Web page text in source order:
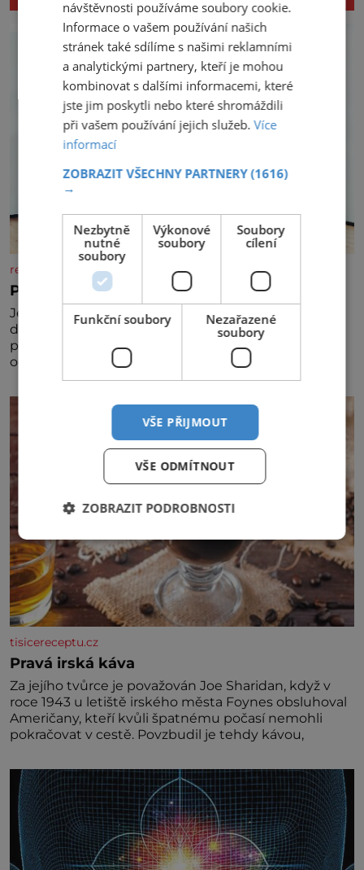
rezidenceonline.cz
Prostor, který roste s dítětem
Je to svět, který se vyvíjí a proměňuje od prvních
dětských krůčků až po dospívání. Správně navržený
pokoj podporuje bezpečí, kreativitu, soustředění i
odpočinek a reaguje na každou etapu života a
specifické potřeby dítěte. Pro nejmenší je klíčová
jednoduchost, měkkost a bezpečí, proto by pokoj
miminka měl působit především klidně a útulně.
tisicereceptu.cz
Pravá irská káva
Za jejího tvůrce je považován Joe Sharidan, když v
roce 1943 u letiště irského města Foynes obsluhoval
Američany, kteří kvůli špatnému počasí nemohli
pokračovat v cestě. Povzbudil je tehdy kávou,
návštěvnosti používáme soubory cookie.
Informace o vašem používání našich
stránek také sdílíme s našimi reklamními
a analytickými partnery, kteří je mohou
kombinovat s dalšími informacemi, které
jste jim poskytli nebo které shromáždili
při vašem používání jejich služeb.Více
informací
ZOBRAZIT VŠECHNY PARTNERY(1616)
→
Nezbytně
nutné
soubory
Výkonové
soubory
Soubory
cílení
Funkční soubory
Nezařazené
soubory
VŠE PŘIJMOUT
VŠE ODMÍTNOUT
ZOBRAZIT PODROBNOSTI